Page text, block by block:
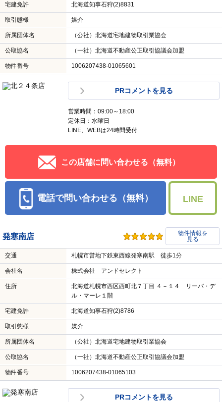
宅建免許 北海道知事石狩(2)8831
取引態様 媒介
所属団体名 （公社）北海道宅地建物取引業協会
公取協名 （一社）北海道不動産公正取引協議会加盟
物件番号 1006207438-01065601
PRコメントを見る
営業時間：09:00～18:00
定休日：水曜日
LINE、WEBは24時間受付
この店舗に問い合わせる（無料）
電話で問い合わせる（無料） LINE
発寒南店
物件情報を
見る
交通 札幌市営地下鉄東西線発寒南駅 徒歩1分
会社名 株式会社 アンドセレクト
住所
北海道札幌市西区西町北７丁目 ４－１４ リーバ・デ
ル・マーレ１階
宅建免許 北海道知事石狩(2)8786
取引態様 媒介
所属団体名 （公社）北海道宅地建物取引業協会
公取協名 （一社）北海道不動産公正取引協議会加盟
物件番号 1006207438-01065103
PRコメントを見る